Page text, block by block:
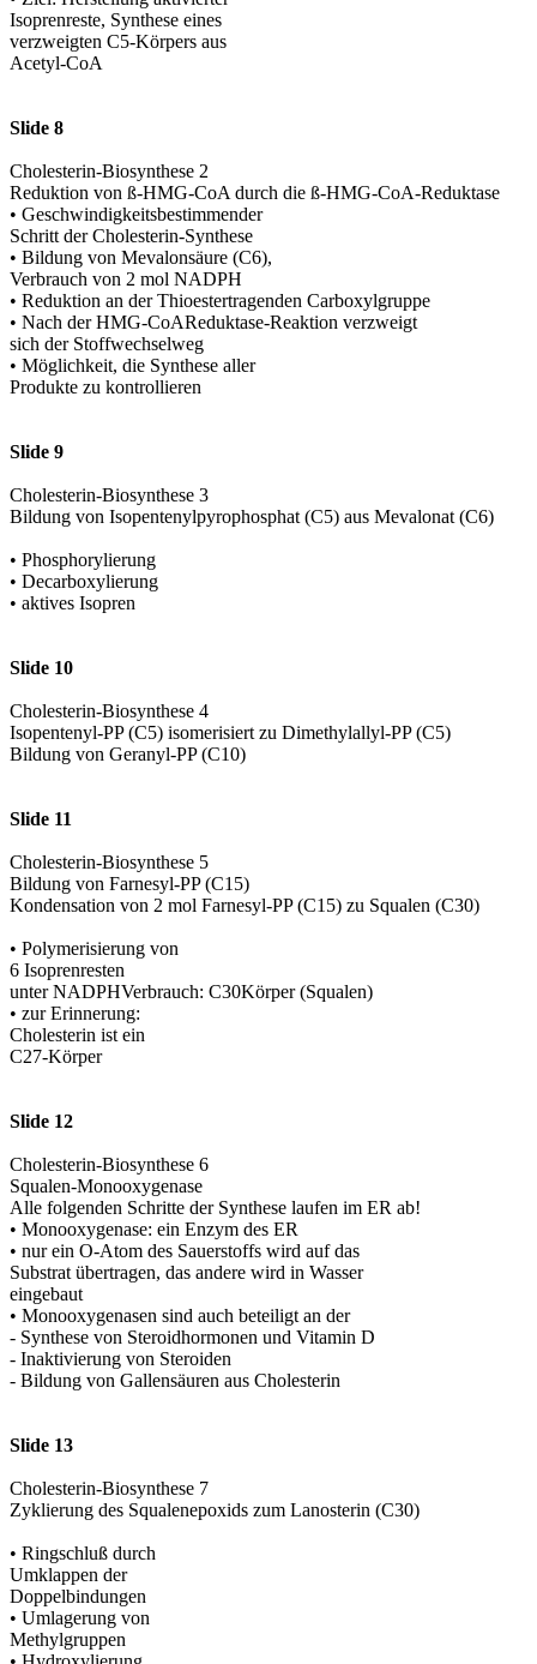
Isoprenreste, Synthese eines
verzweigten C5-Körpers aus
Acetyl-CoA
Slide 8
Cholesterin-Biosynthese 2
Reduktion von ß-HMG-CoA durch die ß-HMG-CoA-Reduktase
• Geschwindigkeitsbestimmender
Schritt der Cholesterin-Synthese
• Bildung von Mevalonsäure (C6),
Verbrauch von 2 mol NADPH
• Reduktion an der Thioestertragenden Carboxylgruppe
• Nach der HMG-CoAReduktase-Reaktion verzweigt
sich der Stoffwechselweg
• Möglichkeit, die Synthese aller
Produkte zu kontrollieren
Slide 9
Cholesterin-Biosynthese 3
Bildung von Isopentenylpyrophosphat (C5) aus Mevalonat (C6)
• Phosphorylierung
• Decarboxylierung
• aktives Isopren
Slide 10
Cholesterin-Biosynthese 4
Isopentenyl-PP (C5) isomerisiert zu Dimethylallyl-PP (C5)
Bildung von Geranyl-PP (C10)
Slide 11
Cholesterin-Biosynthese 5
Bildung von Farnesyl-PP (C15)
Kondensation von 2 mol Farnesyl-PP (C15) zu Squalen (C30)
• Polymerisierung von
6 Isoprenresten
unter NADPHVerbrauch: C30Körper (Squalen)
• zur Erinnerung:
Cholesterin ist ein
C27-Körper
Slide 12
Cholesterin-Biosynthese 6
Squalen-Monooxygenase
Alle folgenden Schritte der Synthese laufen im ER ab!
• Monooxygenase: ein Enzym des ER
• nur ein O-Atom des Sauerstoffs wird auf das
Substrat übertragen, das andere wird in Wasser
eingebaut
• Monooxygenasen sind auch beteiligt an der
- Synthese von Steroidhormonen und Vitamin D
- Inaktivierung von Steroiden
- Bildung von Gallensäuren aus Cholesterin
Slide 13
Cholesterin-Biosynthese 7
Zyklierung des Squalenepoxids zum Lanosterin (C30)
• Ringschluß durch
Umklappen der
Doppelbindungen
• Umlagerung von
Methylgruppen